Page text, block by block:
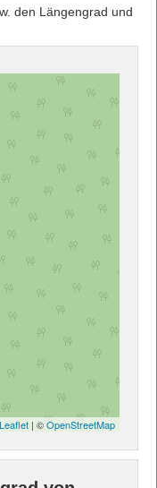
den Längengrad und
Leaflet | ©OpenStreetMap